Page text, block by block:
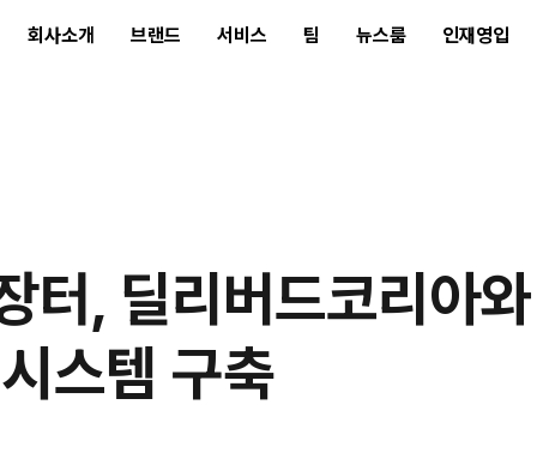
회사소개 브랜드 서비스 팀 뉴스룸 인재영입
터, 딜리버드코리아
스템 구축